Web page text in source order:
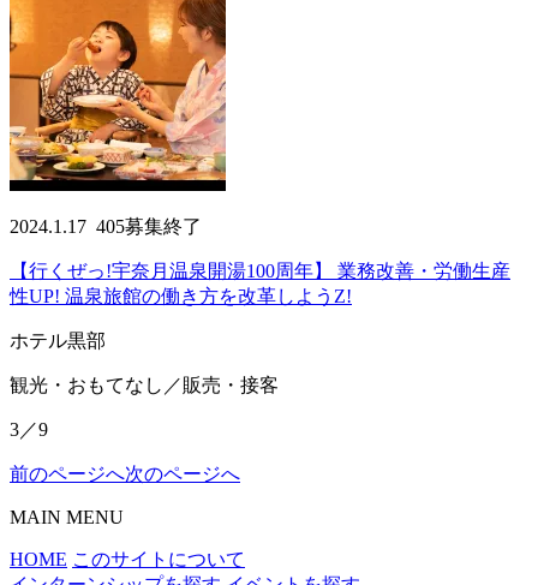
2024.1.17 405募集終了
【行くぜっ!宇奈月温泉開湯100周年】 業務改善・労働生産
性UP! 温泉旅館の働き方を改革しようZ!
ホテル黒部
観光・おもてなし／販売・接客
3／9
前のページへ次のページへ
MAIN MENU
HOME このサイトについて